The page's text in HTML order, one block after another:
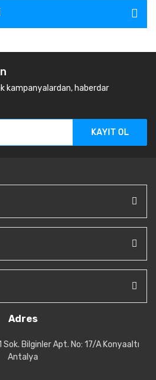
kampanyalardan, haberdar
KAYIT OL
Adres
Bilginler Apt. No: 17/A Konyaaltı
Antalya